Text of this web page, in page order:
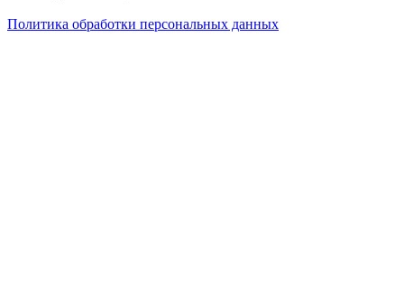
Политика обработки персональных данных